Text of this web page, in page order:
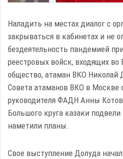
Наладить на местах диалог с
закрываться в кабинетах и не
бездеятельность пандемией
реестровых войск, входящих во
общество, атаман ВКО Николай
Совета атаманов ВКО в Москве
руководителя ФАДН Анны
Большого круга казаки
наметили планы.
Свое выступление Долуда начал